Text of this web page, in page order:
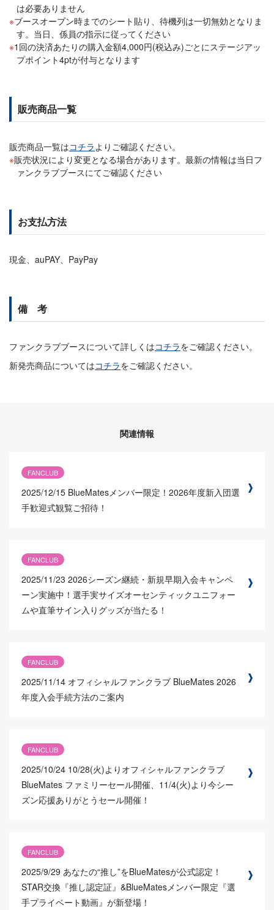
は必要ありません
ブースオープン時までのシート貼り、待機列は一切無効となりま
す。当日、係員の指示に従ってください
1回の決済あたりの購入金額4,000円(税込み)ごとにステージアッ
プポイント4ptが付与となります
販売商品一覧
販売商品一覧はコチラよりご確認ください。
販売状況により変更となる場合があります。最新の情報は当日フ
ァンクラブブースにてご確認ください
お支払方法
現金、auPAY、PayPay
備 考
ファンクラブブースについて詳しくはコチラをご確認ください。
新発売商品についてはコチラをご確認ください。
関連情報
FANCLUB
2025/12/15 BlueMatesメンバー限定！2026年度新入団選
手歓迎式観覧ご招待！
FANCLUB
2025/11/23 2026シーズン継続・新規早期入会キャンペ
ーン実施中！選手実サイズオーセンティックユニフォー
ムや直筆サイン入りグッズが当たる！
FANCLUB
2025/11/14 オフィシャルファンクラブ BlueMates 2026
年度入会手続方法のご案内
FANCLUB
2025/10/24 10/28(火)よりオフィシャルファンクラブ
BlueMates ファミリーセール開催、11/4(火)より今シー
ズン応援ありがとうセール開催！
FANCLUB
2025/9/29 あなたの“推し”をBlueMatesが公式認定！
STAR交換『推し認定証』&BlueMatesメンバー限定『選
手プライベート動画』が新登場！